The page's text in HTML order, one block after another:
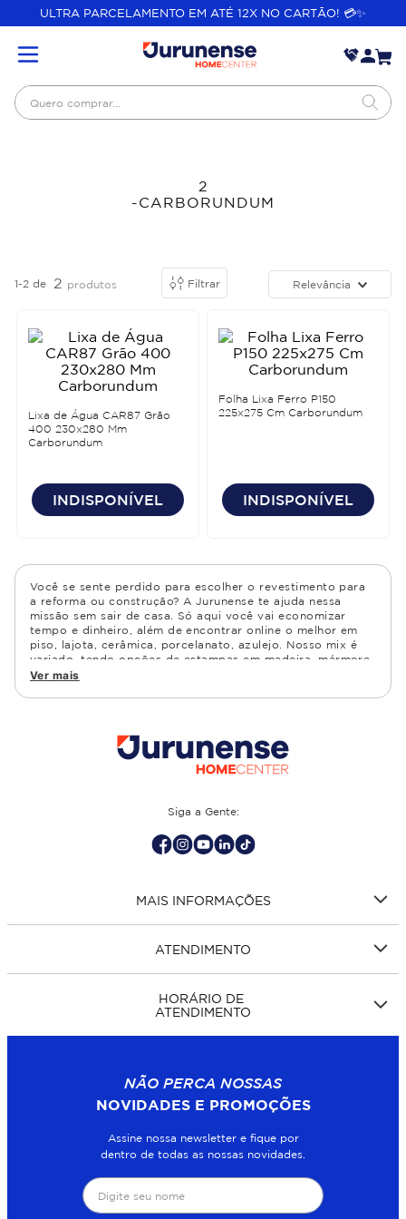
ULTRA PARCELAMENTO EM ATÉ 12X NO CARTÃO! 💳✨
Quero comprar...
2
-CARBORUNDUM
1-2 de 2 produtos Filtrar Relevância
Lixa de Água CAR87 Grão
400 230x280 Mm
Carborundum
INDISPONÍVEL
Folha Lixa Ferro P150
225x275 Cm Carborundum
INDISPONÍVEL
Você se sente perdido para escolher o revestimento para
a reforma ou construção? A Jurunense te ajuda nessa
missão sem sair de casa. Só aqui você vai economizar
tempo e dinheiro, além de encontrar online o melhor em
piso, lajota, cerâmica, porcelanato, azulejo. Nosso mix é
variado, tendo opções de estampas em madeira, mármore,
granito, cimento, geométrico, e muito mais Confira as
cozinha, quarto, sala de estar.
Ver mais
Siga a Gente:
MAIS INFORMAÇÕES
ATENDIMENTO
HORÁRIO DE
ATENDIMENTO
NÃO PERCA NOSSAS
NOVIDADES E PROMOÇÕES
Assine nossa newsletter e fique por
dentro de todas as nossas novidades.